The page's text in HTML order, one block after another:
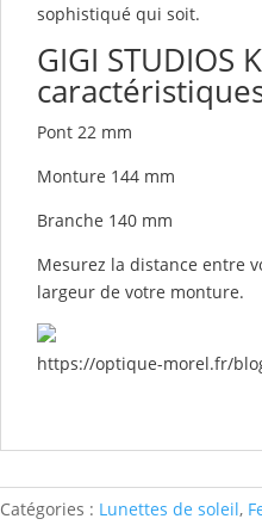
sophistiqué qui soit.
GIGI STUDIOS
Pont 22 mm
Monture 144 mm
Branche 140 mm
Mesurez la distance entre
largeur de votre monture.
https://optique-morel.fr/
Catégories : Lunettes de soleil,